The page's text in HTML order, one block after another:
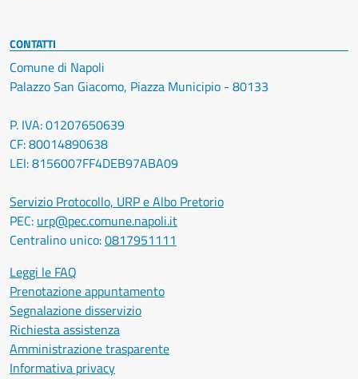
CONTATTI
Comune di Napoli
Palazzo San Giacomo, Piazza Municipio - 80133
P. IVA: 01207650639
CF: 80014890638
LEI: 8156007FF4DEB97ABA09
Servizio Protocollo, URP e Albo Pretorio
PEC: urp@pec.comune.napoli.it
Centralino unico:0817951111
Leggi le FAQ
Prenotazione appuntamento
Segnalazione disservizio
Richiesta assistenza
Amministrazione trasparente
Informativa privacy